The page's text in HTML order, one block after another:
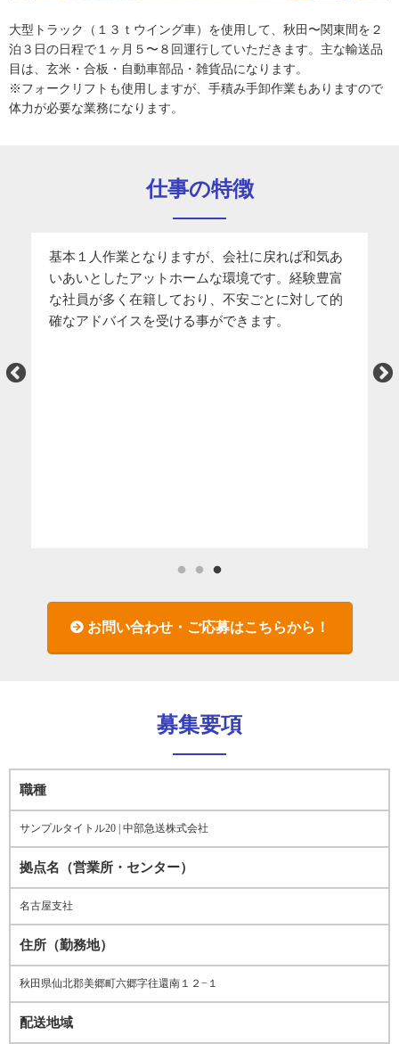
大型トラック（１３ｔウイング車）を使用して、秋田〜関東間を２
泊３日の日程で１ヶ月５〜８回運行していただきます。主な輸送品
目は、玄米・合板・自動車部品・雑貨品になります。
※フォークリフトも使用しますが、手積み手卸作業もありますので
体力が必要な業務になります。
仕事の特徴
基本１人作業となりますが、会社に戻れば和気あ
いあいとしたアットホームな環境です。経験豊富
な社員が多く在籍しており、不安ごとに対して的
確なアドバイスを受ける事ができます。
お問い合わせ・ご応募はこちらから！
募集要項
職種
サンプルタイトル20 | 中部急送株式会社
拠点名（営業所・センター）
名古屋支社
住所（勤務地）
秋田県仙北郡美郷町六郷字往還南１２−１
配送地域